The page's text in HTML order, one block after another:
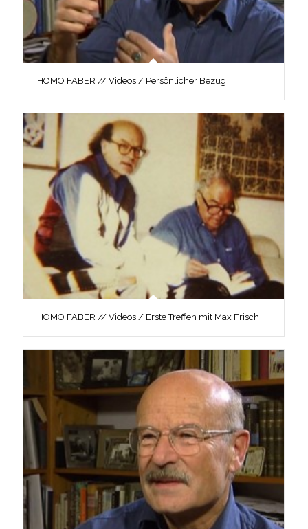
HOMO FABER // Videos / Persönlicher Bezug
HOMO FABER // Videos / Erste Treffen mit Max Frisch